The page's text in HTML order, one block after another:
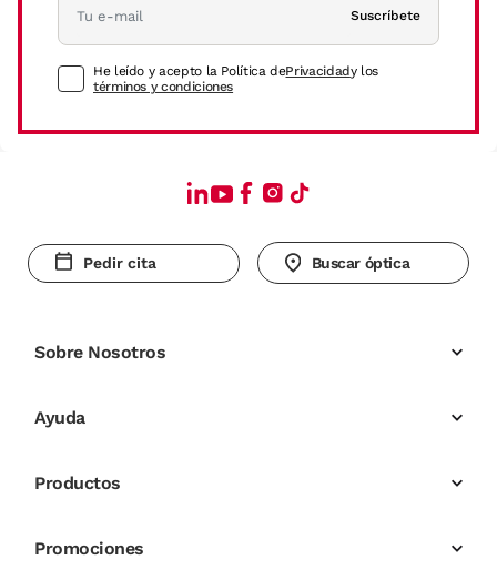
Suscríbete
He leído y acepto la Política dePrivacidady los
términos y condiciones
Pedir cita Buscar óptica
Sobre Nosotros
Ayuda
Productos
Promociones